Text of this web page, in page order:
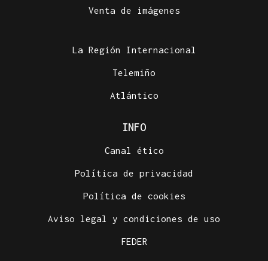
Venta de imágenes
La Región Internacional
Telemiño
Atlántico
INFO
Canal ético
Política de privacidad
Política de cookies
Aviso legal y condiciones de uso
FEDER